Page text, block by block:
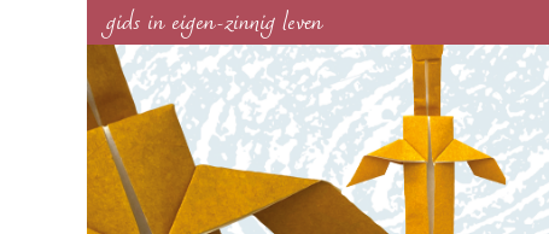
gids in eigen-zinnig leven